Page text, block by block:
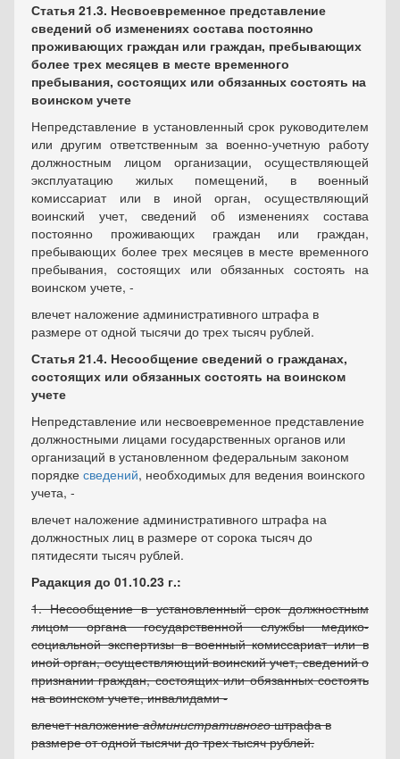
Статья 21.3. Несвоевременное представление
сведений об изменениях состава постоянно
проживающих граждан или граждан, пребывающих
более трех месяцев в месте временного
пребывания, состоящих или обязанных состоять на
воинском учете
Непредставление в установленный срок руководителем
или другим ответственным за военно-учетную работу
должностным лицом организации, осуществляющей
эксплуатацию жилых помещений, в военный
комиссариат или в иной орган, осуществляющий
воинский учет, сведений об изменениях состава
постоянно проживающих граждан или граждан,
пребывающих более трех месяцев в месте временного
пребывания, состоящих или обязанных состоять на
воинском учете, -
влечет наложение административного штрафа в
размере от одной тысячи до трех тысяч рублей.
Статья 21.4. Несообщение сведений о гражданах,
состоящих или обязанных состоять на воинском
учете
Непредставление или несвоевременное представление
должностными лицами государственных органов или
организаций в установленном федеральным законом
порядке сведений, необходимых для ведения воинского
учета, -
влечет наложение административного штрафа на
должностных лиц в размере от сорока тысяч до
пятидесяти тысяч рублей.
Радакция до 01.10.23 г.:
1. Несообщение вустановленный срокдолжностным
лицом органа государственной службы медико-
социальной экспертизы в военный комиссариат или в
иной орган, осуществляющий воинский учет, сведений о
признании граждан, состоящих или обязанных состоять
на воинском учете, инвалидами -
влечет наложениеадминистративногоштрафа в
размере от одной тысячи до трех тысяч рублей.